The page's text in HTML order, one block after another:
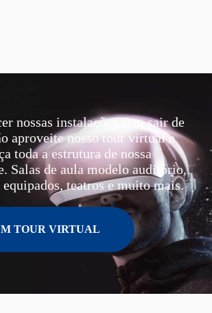
nossas instalações sem sair de
aproveite nosso tour virtual e
toda a estrutura de nossa
Salas de aula modelo auditório,
teatros e muito mais.
TOUR VIRTUAL